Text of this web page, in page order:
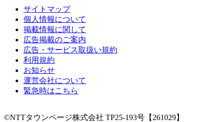
サイトマップ
個人情報について
掲載情報に関して
広告掲載のご案内
広告・サービス取扱い規約
利用規約
お知らせ
運営会社について
緊急時はこちら
©NTTタウンページ株式会社 TP25-193号【261029】